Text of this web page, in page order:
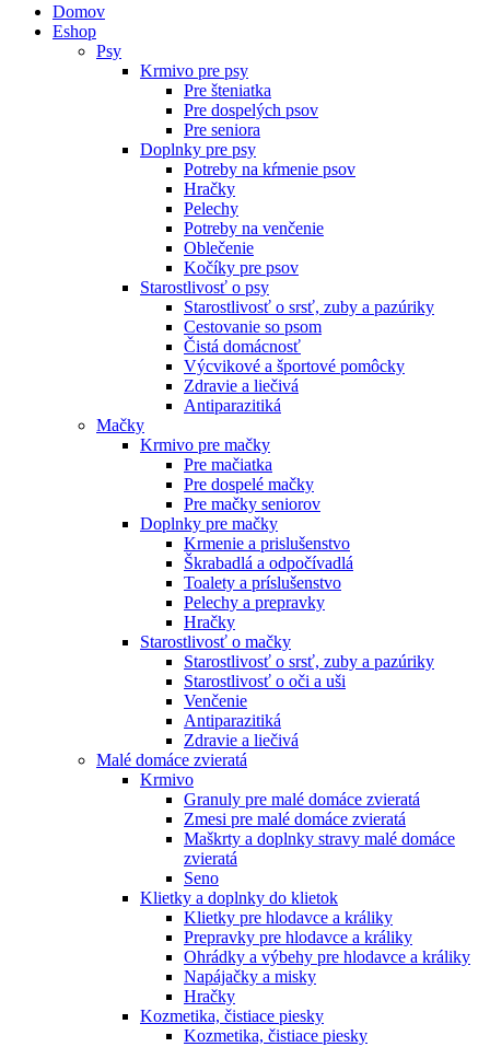
Domov
Eshop
Psy
Krmivo pre psy
Pre šteniatka
Pre dospelých psov
Pre seniora
Doplnky pre psy
Potreby na kŕmenie psov
Hračky
Pelechy
Potreby na venčenie
Oblečenie
Kočíky pre psov
Starostlivosť o psy
Starostlivosť o srsť, zuby a pazúriky
Cestovanie so psom
Čistá domácnosť
Výcvikové a športové pomôcky
Zdravie a liečivá
Antiparazitiká
Mačky
Krmivo pre mačky
Pre mačiatka
Pre dospelé mačky
Pre mačky seniorov
Doplnky pre mačky
Krmenie a prislušenstvo
Škrabadlá a odpočívadlá
Toalety а príslušenstvo
Pelechy a prepravky
Hračky
Starostlivosť o mačky
Starostlivosť o srsť, zuby a pazúriky
Starostlivosť o oči a uši
Venčenie
Antiparazitiká
Zdravie a liečivá
Malé domáce zvieratá
Krmivo
Granuly pre malé domáce zvieratá
Zmesi pre malé domáce zvieratá
Maškrty a doplnky stravy malé domáce
zvieratá
Seno
Klietky a doplnky do klietok
Klietky pre hlodavce a králiky
Prepravky pre hlodavce a králiky
Ohrádky a výbehy pre hlodavce a králiky
Napájačky a misky
Hračky
Kozmetika, čistiace piesky
Kozmetika, čistiace piesky